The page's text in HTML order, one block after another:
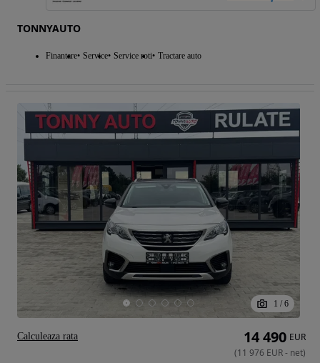
TONNYAUTO
Finantare Service Service roti Tractare auto
1 / 6
14 490 EUR
(11 976 EUR- net)
Calculeaza rata